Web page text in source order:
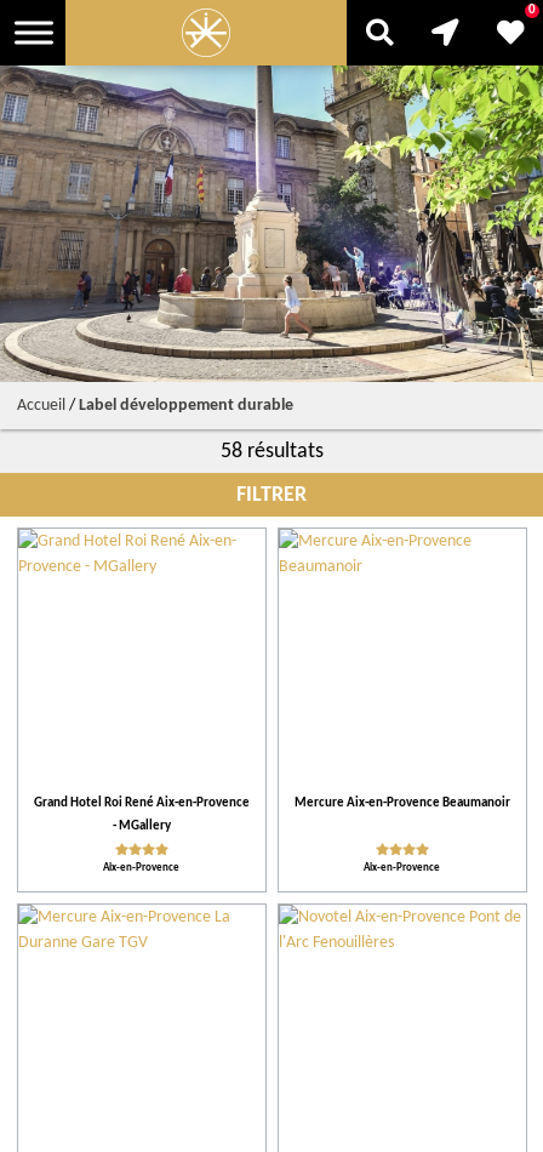
0
Accueil/ Label développement durable
58 résultats
FILTRER
Communes
Conseils
Plus de critères
Grand Hotel Roi René Aix-en-Provence
- MGallery
Aix-en-Provence
Mercure Aix-en-Provence Beaumanoir
Aix-en-Provence